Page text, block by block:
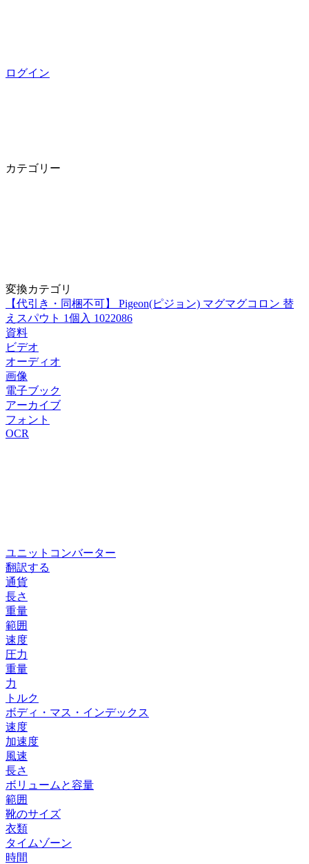
ログイン
カテゴリー
変換カテゴリ
【代引き・同梱不可】 Pigeon(ピジョン) マグマグコロン 替
えスパウト 1個入 1022086
資料
ビデオ
オーディオ
画像
電子ブック
アーカイブ
フォント
OCR
ユニットコンバーター
翻訳する
通貨
長さ
重量
範囲
速度
圧力
重量
力
トルク
ボディ・マス・インデックス
速度
加速度
風速
長さ
ボリュームと容量
範囲
靴のサイズ
衣類
タイムゾーン
時間